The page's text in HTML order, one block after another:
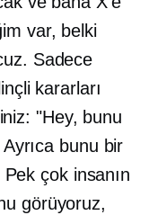
var, belki
Sadece
kararları
"Hey, bunu
bunu bir
çok insanın
görüyoruz,